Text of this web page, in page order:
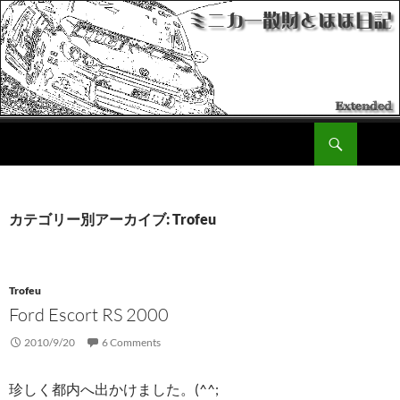
ン
動
カテゴリー別アーカイブ: Trofeu
Trofeu
Ford Escort RS 2000
2010/9/20 6 Comments
珍しく都内へ出かけました。(^^;